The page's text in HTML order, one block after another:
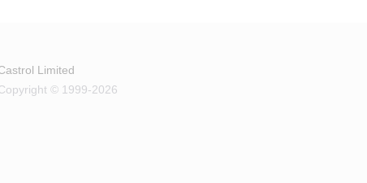
Limited
© 1999-2026